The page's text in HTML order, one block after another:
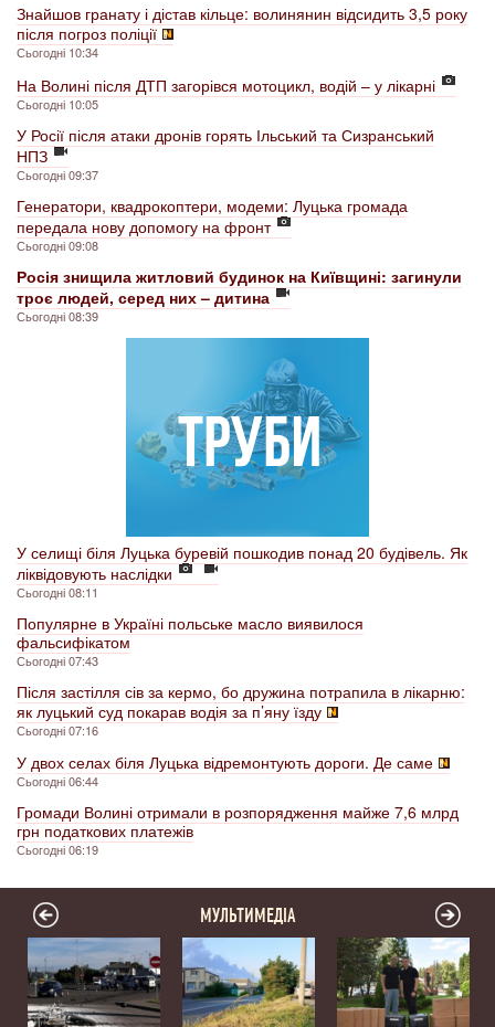
Знайшов гранату і дістав кільце: волинянин відсидить 3,5 року
після погроз поліції
Сьогодні 10:34
На Волині після ДТП загорівся мотоцикл, водій – у лікарні
Сьогодні 10:05
У Росії після атаки дронів горять Ільський та Сизранський
НПЗ
Сьогодні 09:37
Генератори, квадрокоптери, модеми: Луцька громада
передала нову допомогу на фронт
Сьогодні 09:08
Росія знищила житловий будинок на Київщині: загинули
троє людей, серед них – дитина
Сьогодні 08:39
У селищі біля Луцька буревій пошкодив понад 20 будівель. Як
ліквідовують наслідки
Сьогодні 08:11
Популярне в Україні польське масло виявилося
фальсифікатом
Сьогодні 07:43
Після застілля сів за кермо, бо дружина потрапила в лікарню:
як луцький суд покарав водія за п’яну їзду
Сьогодні 07:16
У двох селах біля Луцька відремонтують дороги. Де саме
Сьогодні 06:44
Громади Волині отримали в розпорядження майже 7,6 млрд
грн податкових платежів
Сьогодні 06:19
МУЛЬТИМЕДІА